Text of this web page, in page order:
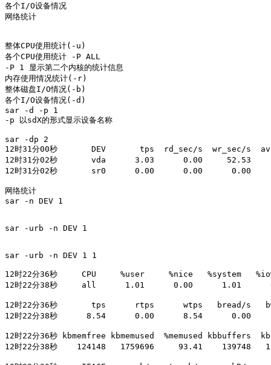
各个I/O设备情况
网络统计
整体CPU使用统计(-u)
各个CPU使用统计 -P ALL
-P 1 显示第二个内核的统计信息
内存使用情况统计(-r)
整体磁盘I/O情况(-b)
各个I/O设备情况(-d)
sar -d -p 1
-p 以sdX的形式显示设备名称
sar -dp 2
12时31分00秒       DEV       tps  rd_sec/s  wr_sec/s
12时31分02秒       vda      3.03      0.00
12时31分02秒       sr0      0.00      0.00
网络统计
sar -n DEV 1
sar -urb -n DEV 1
sar -urb -n DEV 1 1
12时22分36秒     CPU     %user     %nice   %system
12时22分38秒     all      1.01      0.00      1.01
12时22分36秒       tps      rtps      wtps   bread/s
12时22分38秒      8.54      0.00      8.54      0.00
12时22分36秒 kbmemfree kbmemused  %memused
12时22分38秒    124148   1759696     93.41    139748